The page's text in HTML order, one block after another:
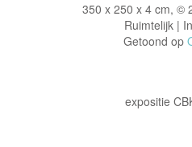
350 x 250 x 4 cm, ©
Ruimtelijk |
Getoond op
expositie